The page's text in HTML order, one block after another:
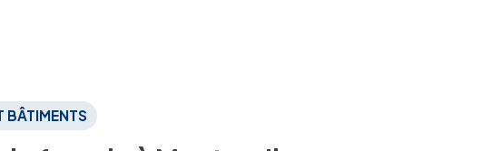
BÂTIMENTS